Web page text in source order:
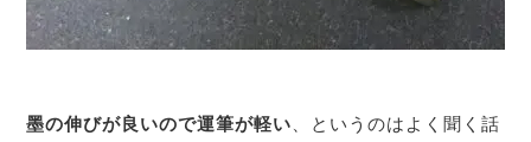
墨の伸びが良いので運筆が軽い、というのはよく聞く話